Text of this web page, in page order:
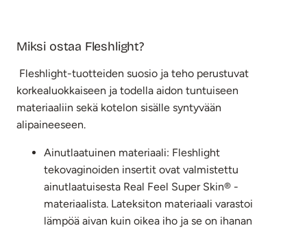
Miksi ostaa Fleshlight?
Fleshlight-tuotteiden suosio ja teho perustuvat
korkealuokkaiseen ja todella aidon tuntuiseen
materiaaliin sekä kotelon sisälle syntyvään
alipaineeseen.
Ainutlaatuinen materiaali: Fleshlight
tekovaginoiden insertit ovat valmistettu
ainutlaatuisesta Real Feel Super Skin® -
materiaalista. Lateksiton materiaali varastoi
lämpöä aivan kuin oikea iho ja se on ihanan